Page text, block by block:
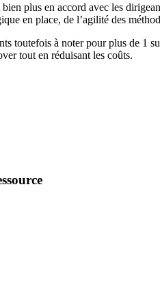
plus en accord avec les
en place, de l’agilité des
toutefois à noter pour plus de 1
tout en réduisant les coûts.